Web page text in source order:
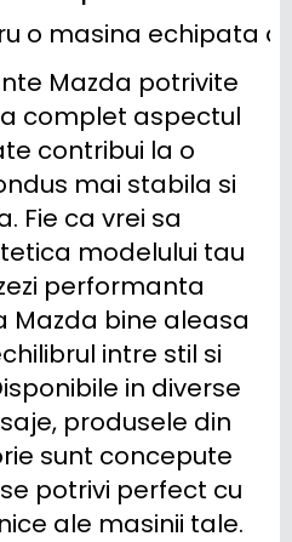
o masina echipata
Mazda potrivite
complet aspectul
contribui la o
mai stabila si
Fie ca vrei sa
modelului tau
performanta
Mazda bine aleasa
intre stil si
in diverse
produsele din
sunt concepute
potrivi perfect cu
ale masinii tale.